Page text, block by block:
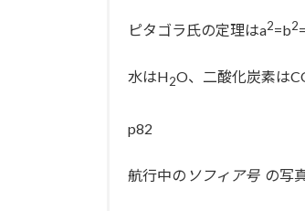
ピタゴラ氏の定理はa2=b2
水はH2O、二酸化炭素は
p82
航行中の ソフィア号 の写